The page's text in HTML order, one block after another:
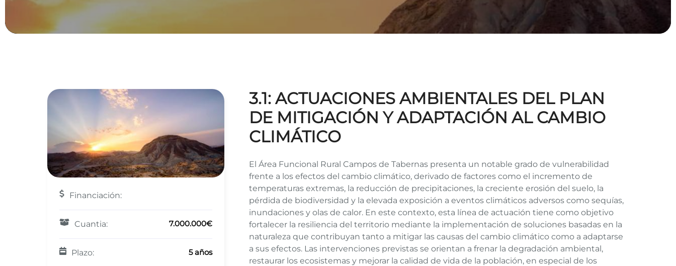
Financiación:
Cuantia: 7.000.000€
Plazo: 5 años
3.1: ACTUACIONES AMBIENTALES DEL PLAN
DE MITIGACIÓN Y ADAPTACIÓN AL CAMBIO
CLIMÁTICO
El Área Funcional Rural Campos de Tabernas presenta un notable grado de vulnerabilidad
frente a los efectos del cambio climático, derivado de factores como el incremento de
temperaturas extremas, la reducción de precipitaciones, la creciente erosión del suelo, la
pérdida de biodiversidad y la elevada exposición a eventos climáticos adversos como sequías,
inundaciones y olas de calor. En este contexto, esta línea de actuación tiene como objetivo
fortalecer la resiliencia del territorio mediante la implementación de soluciones basadas en la
naturaleza que contribuyan tanto a mitigar las causas del cambio climático como a adaptarse
a sus efectos. Las intervenciones previstas se orientan a frenar la degradación ambiental,
restaurar los ecosistemas y mejorar la calidad de vida de la población, en especial de los